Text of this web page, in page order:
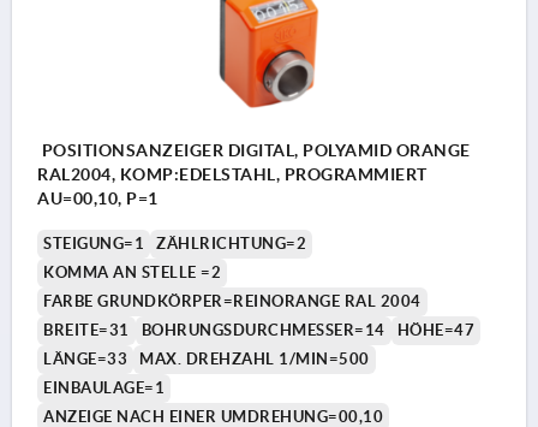
POSITIONSANZEIGER DIGITAL, POLYAMID ORANGE
RAL2004, KOMP:EDELSTAHL, PROGRAMMIERT
AU=00,10, P=1
STEIGUNG=1
ZÄHLRICHTUNG=2
KOMMA AN STELLE =2
FARBE GRUNDKÖRPER=REINORANGE RAL 2004
BREITE=31
BOHRUNGSDURCHMESSER=14
HÖHE=47
LÄNGE=33
MAX. DREHZAHL 1/MIN=500
EINBAULAGE=1
ANZEIGE NACH EINER UMDREHUNG=00,10